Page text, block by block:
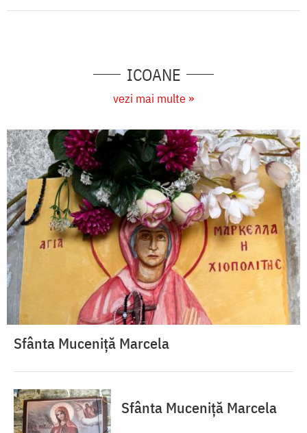
ICOANE
vezi mai multe »
Sfânta Muceniță Marcela
Sfânta Muceniță Marcela